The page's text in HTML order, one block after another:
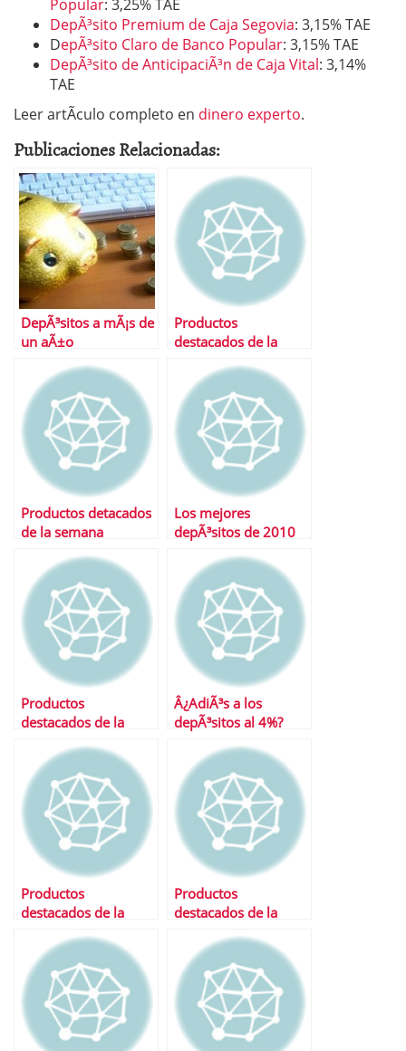
Popular: 3,25% TAE
DepÃ³sito Premium de Caja Segovia: 3,15% TAE
DepÃ³sito Claro de Banco Popular: 3,15% TAE
DepÃ³sito de AnticipaciÃ³n de Caja Vital: 3,14%
TAE
Leer artÃ­culo completo en dinero experto.
Publicaciones Relacionadas:
DepÃ³sitos a mÃ¡s de
un aÃ±o
Productos
destacados de la
Productos detacados
de la semana
Los mejores
depÃ³sitos de 2010
Productos
destacados de la
Â¿AdiÃ³s a los
depÃ³sitos al 4%?
Productos
destacados de la
Productos
destacados de la